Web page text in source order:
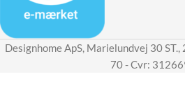
Designhome ApS, Marielundvej 30
70 - Cvr: